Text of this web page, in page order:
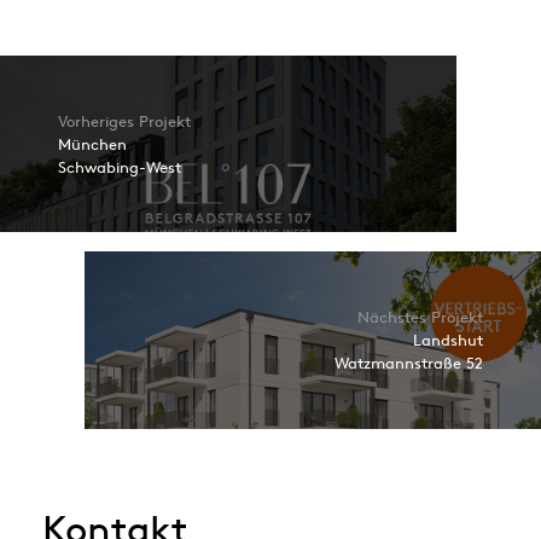
Vorheriges Projekt
München
Schwabing-West
Nächstes Projekt
Landshut
Watzmannstraße 52
Kontakt